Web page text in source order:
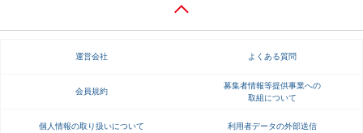
運営会社 よくある質問
会員規約
募集者情報等提供事業への
取組について
個人情報の取り扱いについて 利用者データの外部送信